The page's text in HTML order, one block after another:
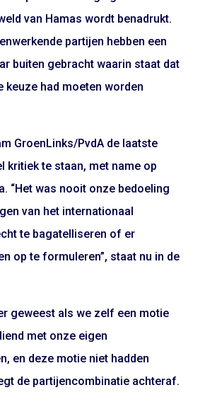
van Hamas wordt benadrukt.
partijen hebben een
buiten gebracht waarin staat dat
keuze had moeten worden
GroenLinks/PvdA de laatste
kritiek te staan, met name op
“Het was nooit onze bedoeling
van het internationaal
te bagatelliseren of er
op te formuleren”, staat nu in de
geweest als we zelf een motie
met onze eigen
en deze motie niet hadden
de partijencombinatie achteraf.